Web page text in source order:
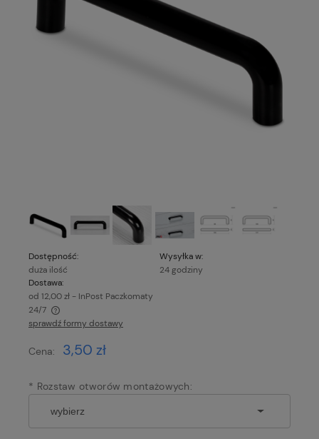
Dostępność:
duża ilość
Wysyłka w:
24 godziny
Dostawa:
od 12,00 zł - InPost Paczkomaty
24/7
Cena nie zawiera ewentualnych kosztów płatności
sprawdź formy dostawy
Cena: 3,50 zł
* Rozstaw otworów montażowych: